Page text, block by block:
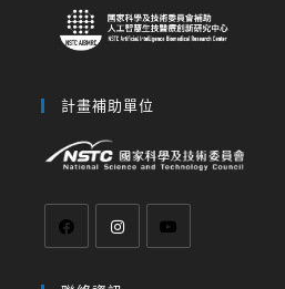
計畫補助單位